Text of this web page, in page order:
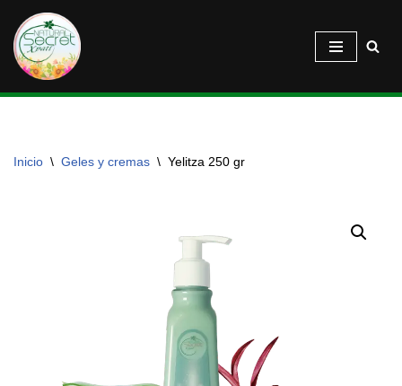
Saltar
al
contenido
Inicio \ Geles y cremas \ Yelitza 250 gr